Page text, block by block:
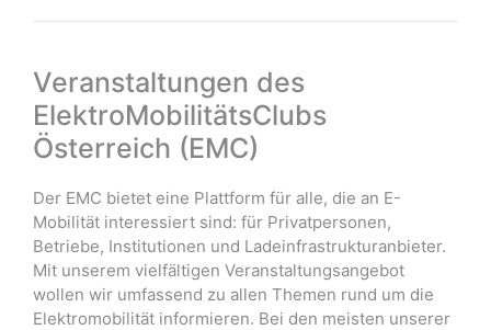
Veranstaltungen des
ElektroMobilitätsClubs
Österreich (EMC)
Der EMC bietet eine Plattform für alle, die an E-
Mobilität interessiert sind: für Privatpersonen,
Betriebe, Institutionen und Ladeinfrastrukturanbieter.
Mit unserem vielfältigen Veranstaltungsangebot
wollen wir umfassend zu allen Themen rund um die
Elektromobilität informieren. Bei den meisten unserer